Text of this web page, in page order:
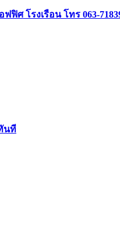
ศ โรงเรือน โทร 063-
นที